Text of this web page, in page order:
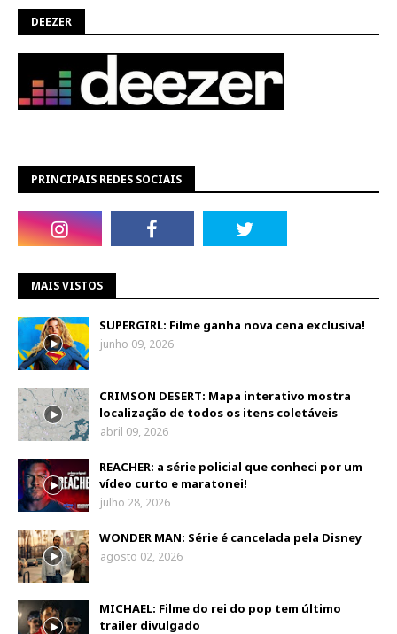
DEEZER
PRINCIPAIS REDES SOCIAIS
MAIS VISTOS
SUPERGIRL: Filme ganha nova cena exclusiva!
junho 09, 2026
CRIMSON DESERT: Mapa interativo mostra
localização de todos os itens coletáveis
abril 09, 2026
REACHER: a série policial que conheci por um
vídeo curto e maratonei!
julho 28, 2026
WONDER MAN: Série é cancelada pela Disney
agosto 02, 2026
MICHAEL: Filme do rei do pop tem último
trailer divulgado